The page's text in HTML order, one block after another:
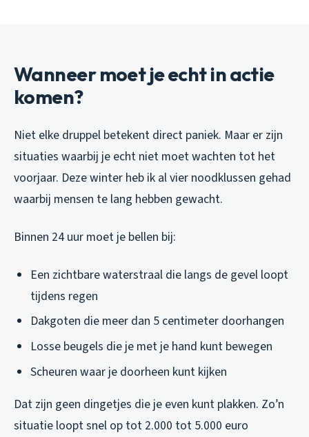
Wanneer moet je echt in actie
komen?
Niet elke druppel betekent direct paniek. Maar er zijn
situaties waarbij je echt niet moet wachten tot het
voorjaar. Deze winter heb ik al vier noodklussen gehad
waarbij mensen te lang hebben gewacht.
Binnen 24 uur moet je bellen bij:
Een zichtbare waterstraal die langs de gevel loopt
tijdens regen
Dakgoten die meer dan 5 centimeter doorhangen
Losse beugels die je met je hand kunt bewegen
Scheuren waar je doorheen kunt kijken
Dat zijn geen dingetjes die je even kunt plakken. Zo’n
situatie loopt snel op tot 2.000 tot 5.000 euro